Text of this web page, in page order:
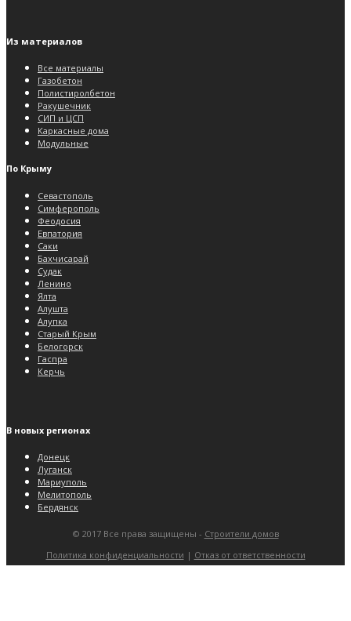
Из материалов
Все материалы
Газобетон
Полистиролбетон
Ракушечник
СИП и ЦСП
Каркасные дома
Модульные
По Крыму
Севастополь
Симферополь
Феодосия
Евпатория
Саки
Бахчисарай
Судак
Ленино
Ялта
Алушта
Алупка
Старый Крым
Белогорск
Гаспра
Керчь
В новых регионах
Донецк
Луганск
Мариуполь
Мелитополь
Бердянск
© 2017 Все права защищены - Строители домов
Политика конфиденциальности | Отказ от ответственности